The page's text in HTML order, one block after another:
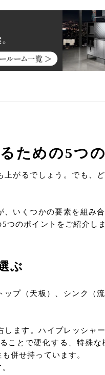
ための5つ
がるでしょう。でも、
いくつかの要素を組み
つのポイントをご紹介しま
ぶ
プ（天板）、シンク（
ます。ハイプレッシャ
ことで硬化する、特殊
併せ持っています。